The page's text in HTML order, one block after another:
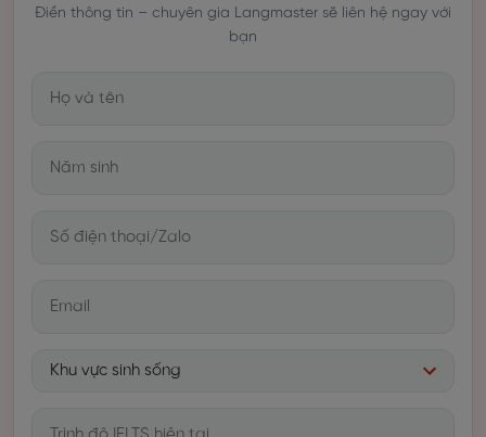
Điền thông tin – chuyên gia Langmaster sẽ liên hệ ngay với
bạn